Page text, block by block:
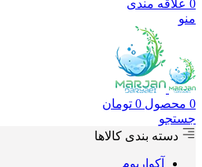
0 علاقه مندی
منو
0 محصول 0 تومان
جستجو
دسته بندی کالاها
آکواریوم